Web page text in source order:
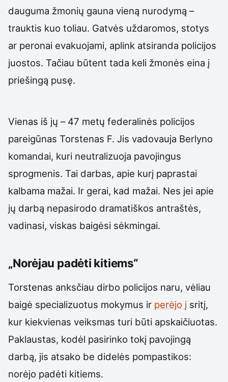
dauguma žmonių gauna vieną nurodymą –
trauktis kuo toliau. Gatvės uždaromos, stotys
ar peronai evakuojami, aplink atsiranda policijos
juostos. Tačiau būtent tada keli žmonės eina į
priešingą pusę.
Vienas iš jų – 47 metų federalinės policijos
pareigūnas Torstenas F. Jis vadovauja Berlyno
komandai, kuri neutralizuoja pavojingus
sprogmenis. Tai darbas, apie kurį paprastai
kalbama mažai. Ir gerai, kad mažai. Nes jei apie
jų darbą nepasirodo dramatiškos antraštės,
vadinasi, viskas baigėsi sėkmingai.
„Norėjau padėti kitiems“
Torstenas anksčiau dirbo policijos naru, vėliau
baigė specializuotus mokymus ir perėjo į sritį,
kur kiekvienas veiksmas turi būti apskaičiuotas.
Paklaustas, kodėl pasirinko tokį pavojingą
darbą, jis atsako be didelės pompastikos:
norėjo padėti kitiems.